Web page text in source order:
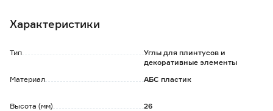
Подходит для молдинга округлого сечения шириной не
Используется с молдингом самоклеящимся 05.
Характеристики
Тип
Углы для плинтусов и
декоративные элементы
Материал
АБС пластик
Высота (мм) 26